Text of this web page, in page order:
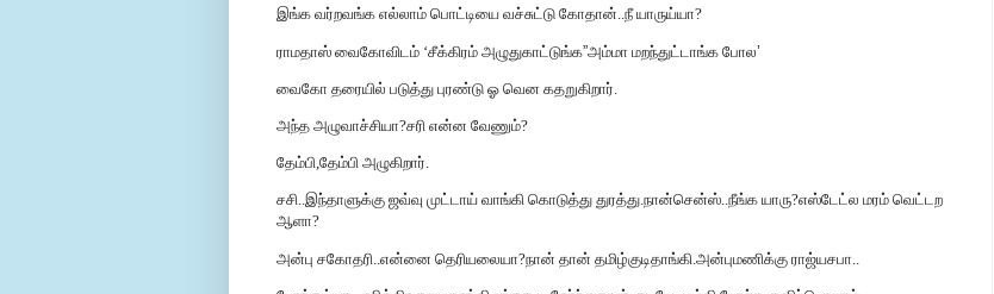
இங்க வர்றவங்க எல்லாம் பொட்டியை வச்சுட்டு கோதான்..நீ யாருய்யா?
ராமதாஸ் வைகோவிடம் ‘சீக்கிரம் அழுதுகாட்டுங்க”அம்மா மறந்துட்டாங்க போல’
வைகோ தரையில் படுத்து புரண்டு ஓ வென கதறுகிறார்.
அந்த அழுவாச்சியா?சரி என்ன வேணும்?
தேம்பி,தேம்பி அழுகிறார்.
சசி..இந்தாளுக்கு ஜவ்வு முட்டாய் வாங்கி கொடுத்து துரத்து.நான்சென்ஸ்..நீங்க யாரு?எஸ்டேட்ல மரம் வெட்டற
ஆளா?
அன்பு சகோதரி..என்னை தெரியலையா?நான் தான் தமிழ்குடிதாங்கி.அன்புமணிக்கு ராஜ்யசபா..